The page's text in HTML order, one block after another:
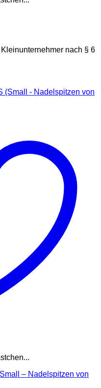
nach § 6
– Nadelspitzen von